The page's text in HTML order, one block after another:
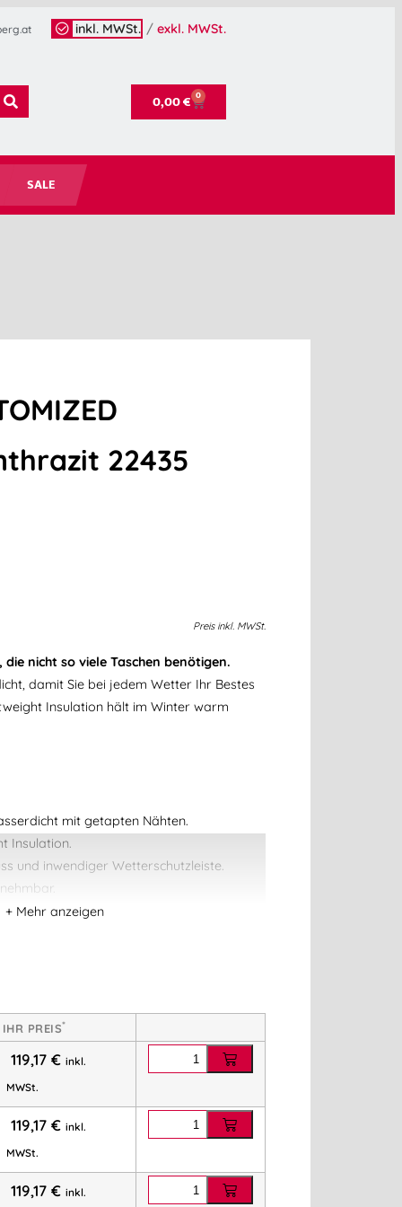
inkl. MWSt. / exkl. MWSt.
0,00€ 0
SALE
22435
Preis inkl. MWSt.
nicht so viele Taschen benötigen.
damit Sie bei jedem Wetter Ihr Bestes
Insulation hält im Winter warm
mit getapten Nähten.
Insulation.
und inwendiger Wetterschutzleiste.
Rücken zum Anbringen eines Logos/einer
regulierbar.
EN ISO 811.Kann max. 2% einlaufen.
IHR PREIS*
119,17 € inkl.
MWSt.
119,17 € inkl.
MWSt.
119,17 € inkl.